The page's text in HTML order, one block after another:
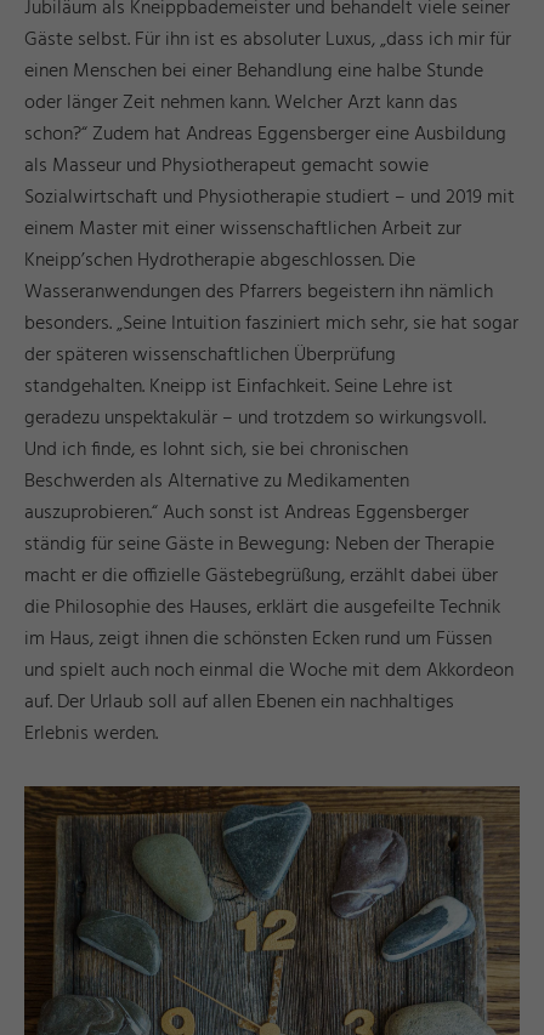
Jubiläum als Kneippbademeister und behandelt viele seiner
Gäste selbst. Für ihn ist es absoluter Luxus, „dass ich mir für
einen Menschen bei einer Behandlung eine halbe Stunde
oder länger Zeit nehmen kann. Welcher Arzt kann das
schon?“ Zudem hat Andreas Eggensberger eine Ausbildung
als Masseur und Physiotherapeut gemacht sowie
Sozialwirtschaft und Physiotherapie studiert – und 2019 mit
einem Master mit einer wissenschaftlichen Arbeit zur
Kneipp’schen Hydrotherapie abgeschlossen. Die
Wasseranwendungen des Pfarrers begeistern ihn nämlich
besonders. „Seine Intuition fasziniert mich sehr, sie hat sogar
der späteren wissenschaftlichen Überprüfung
standgehalten. Kneipp ist Einfachkeit. Seine Lehre ist
geradezu unspektakulär – und trotzdem so wirkungsvoll.
Und ich finde, es lohnt sich, sie bei chronischen
Beschwerden als Alternative zu Medikamenten
auszuprobieren.“ Auch sonst ist Andreas Eggensberger
ständig für seine Gäste in Bewegung: Neben der Therapie
macht er die offizielle Gästebegrüßung, erzählt dabei über
die Philosophie des Hauses, erklärt die ausgefeilte Technik
im Haus, zeigt ihnen die schönsten Ecken rund um Füssen
und spielt auch noch einmal die Woche mit dem Akkordeon
auf. Der Urlaub soll auf allen Ebenen ein nachhaltiges
Erlebnis werden.